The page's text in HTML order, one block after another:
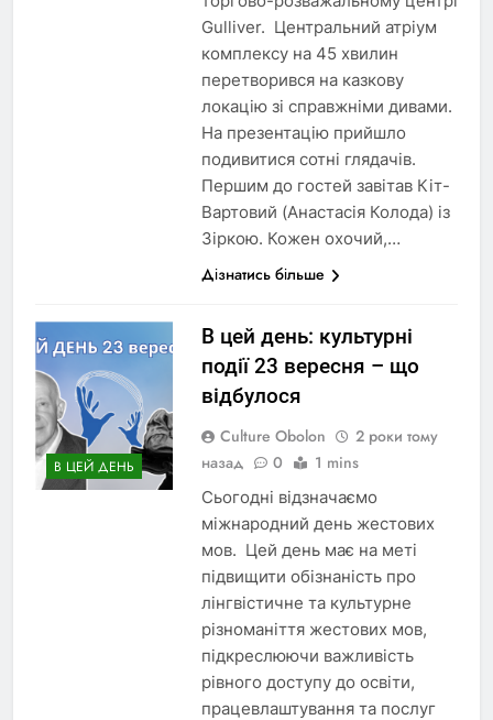
Gulliver. Центральний атріум
комплексу на 45 хвилин
перетворився на казкову
локацію зі справжніми дивами.
На презентацію прийшло
подивитися сотні глядачів.
Першим до гостей завітав Кіт-
Вартовий (Анастасія Колода) із
Зіркою. Кожен охочий,…
Дізнатись більше
В ЦЕЙ ДЕНЬ
В цей день: культурні
події 23 вересня – що
відбулося
Culture Obolon
2 роки тому
назад
0 1 mins
Сьогодні відзначаємо
міжнародний день жестових
мов. Цей день має на меті
підвищити обізнаність про
лінгвістичне та культурне
різноманіття жестових мов,
підкреслюючи важливість
рівного доступу до освіти,
працевлаштування та послуг